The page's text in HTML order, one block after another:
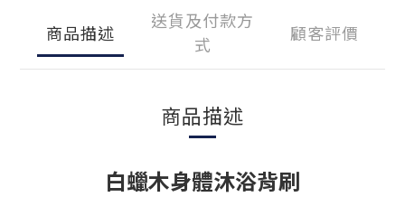
商品描述
送貨及付款方
式
顧客評價
商品描述
白蠟木身體沐浴背刷